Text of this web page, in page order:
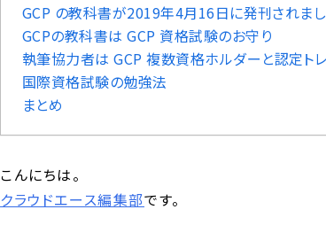
GCP の教科書が2019年4月16日に発刊されま
GCPの教科書は GCP 資格試験のお守り
執筆協力者は GCP 複数資格ホルダーと認定ト
国際資格試験の勉強法
まとめ
こんにちは。
クラウドエース編集部です。